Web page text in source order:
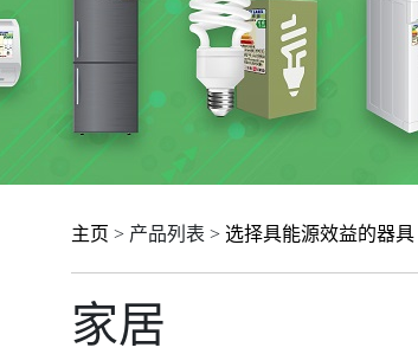
主页 > 产品列表 > 选择具能源效益的器具
家居